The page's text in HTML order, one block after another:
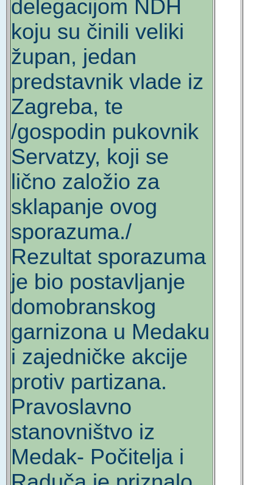
delegacijom NDH
koju su činili veliki
župan, jedan
predstavnik vlade iz
Zagreba, te
/gospodin pukovnik
Servatzy, koji se
lično založio za
sklapanje ovog
sporazuma./
Rezultat sporazuma
je bio postavljanje
domobranskog
garnizona u Medaku
i zajedničke akcije
protiv partizana.
Pravoslavno
stanovništvo iz
Medak- Počitelja i